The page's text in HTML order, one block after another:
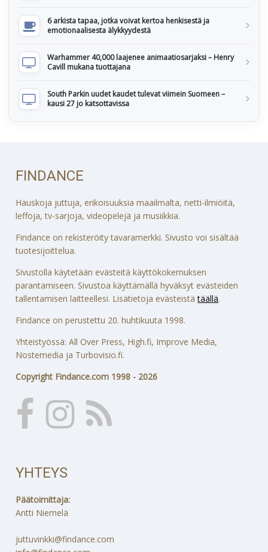
6 arkista tapaa, jotka voivat kertoa henkisestä ja
emotionaalisesta älykkyydestä
Warhammer 40,000 laajenee animaatiosarjaksi – Henry
Cavill mukana tuottajana
South Parkin uudet kaudet tulevat viimein Suomeen –
kausi 27 jo katsottavissa
FINDANCE
Hauskoja juttuja, erikoisuuksia maailmalta, netti-ilmiöitä,
leffoja, tv-sarjoja, videopelejä ja musiikkia.
Findance on rekisteröity tavaramerkki. Sivusto voi sisältää
tuotesijoittelua.
Sivustolla käytetään evästeitä käyttökokemuksen
parantamiseen. Sivustoa käyttämällä hyväksyt evästeiden
tallentamisen laitteellesi. Lisätietoja evästeistätäällä.
Findance on perustettu 20. huhtikuuta 1998.
Yhteistyössä: All Over Press, High.fi, Improve Media,
Nostemedia ja Turbovisio.fi.
Copyright Findance.com 1998 - 2026
YHTEYS
Päätoimittaja:
Antti Niemelä
juttuvinkki@findance.com